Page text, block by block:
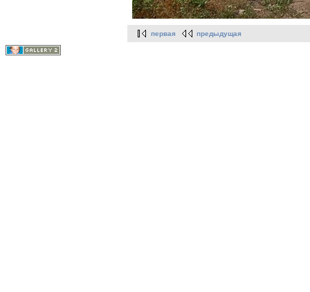
первая предыдущая